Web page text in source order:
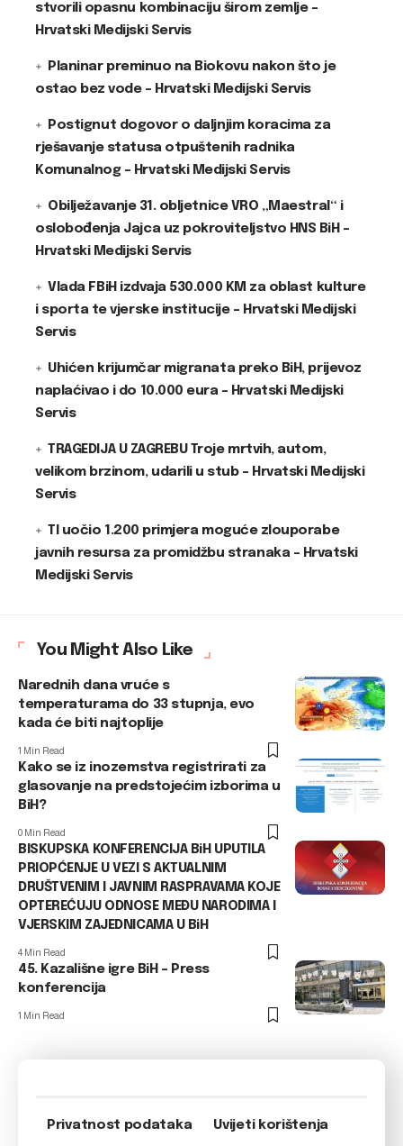
stvorili opasnu kombinaciju širom zemlje –
Hrvatski Medijski Servis
Planinar preminuo na Biokovu nakon što je
ostao bez vode – Hrvatski Medijski Servis
Postignut dogovor o daljnjim koracima za
rješavanje statusa otpuštenih radnika
Komunalnog – Hrvatski Medijski Servis
Obilježavanje 31. obljetnice VRO „Maestral“ i
oslobođenja Jajca uz pokroviteljstvo HNS BiH –
Hrvatski Medijski Servis
Vlada FBiH izdvaja 530.000 KM za oblast kulture
i sporta te vjerske institucije – Hrvatski Medijski
Servis
Uhićen krijumčar migranata preko BiH, prijevoz
naplaćivao i do 10.000 eura – Hrvatski Medijski
Servis
TRAGEDIJA U ZAGREBU Troje mrtvih, autom,
velikom brzinom, udarili u stub – Hrvatski Medijski
Servis
TI uočio 1.200 primjera moguće zlouporabe
javnih resursa za promidžbu stranaka – Hrvatski
Medijski Servis
You Might Also Like
Narednih dana vruće s
temperaturama do 33 stupnja, evo
kada će biti najtoplije
1 Min Read
Kako se iz inozemstva registrirati za
glasovanje na predstojećim izborima u
BiH?
0 Min Read
BISKUPSKA KONFERENCIJA BiH UPUTILA
PRIOPĆENJE U VEZI S AKTUALNIM
DRUŠTVENIM I JAVNIM RASPRAVAMA KOJE
OPTEREĆUJU ODNOSE MEĐU NARODIMA I
VJERSKIM ZAJEDNICAMA U BiH
4 Min Read
45. Kazališne igre BiH – Press
konferencija
1 Min Read
Privatnost podataka Uvijeti korištenja